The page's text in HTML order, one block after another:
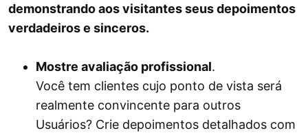
demonstrando aos visitantes seus depoimentos
verdadeiros e sinceros.
Mostre avaliação profissional.
Você tem clientes cujo ponto de vista será
realmente convincente para outros
Usuários? Crie depoimentos detalhados com